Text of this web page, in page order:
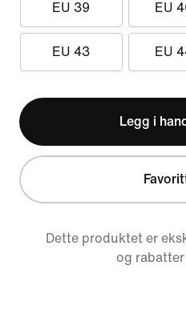
EU 39 EU
EU 43 EU
Legg i
Dette produktet er
og rabatter